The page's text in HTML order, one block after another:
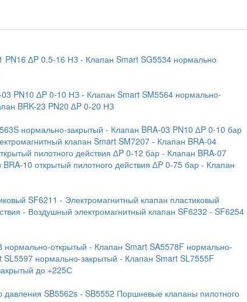
PN16 ∆P 0.5-16 НЗ - Клапан Smart SG5534 нормально
PN10 ∆P 0-10 НЗ - Клапан Smart SM5564 нормально-
BRK-23 PN20 ∆P 0-20 НЗ
нормально-закрытый - Клапан BRA-03 PN10 ∆P 0-10 бар
клапан Smart SM7207- Клапан BRA-04
пилотного действия ∆P 0-12 бар - Клапан BRA-07
10 открытый пилотного действия ∆P 0-75 бар - Клапан
SF6211 - Электромагнитный клапан пластиковый
- Воздушный электромагнитный клапан SF6232 - SF6254
нормально-открытый - Клапан Smart SA5578F нормально-
SL5597 нормально-закрытый - Клапан Smart SL7555F
до +225С
давления SB5562s- SB5552 Поршневые клапаны пилотного